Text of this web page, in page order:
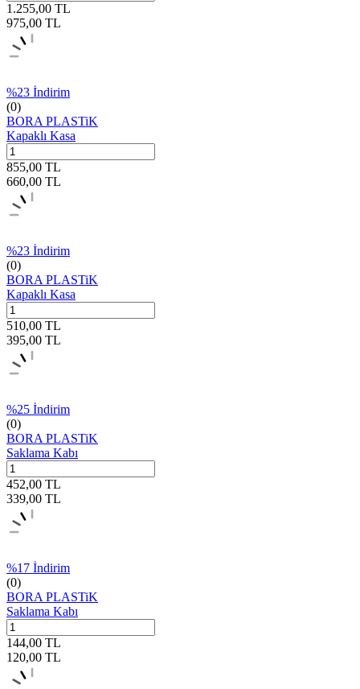
1.255,00 TL
975,00 TL
%23 İndirim
(0)
BORA PLASTiK
Kapaklı Kasa
855,00 TL
660,00 TL
%23 İndirim
(0)
BORA PLASTiK
Kapaklı Kasa
510,00 TL
395,00 TL
%25 İndirim
(0)
BORA PLASTiK
Saklama Kabı
452,00 TL
339,00 TL
%17 İndirim
(0)
BORA PLASTiK
Saklama Kabı
144,00 TL
120,00 TL